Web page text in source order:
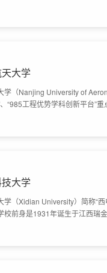
大学
学（Nanjing University of
“985工程优势学科创新平台”
大学
学（Xidian University）简称“
校前身是1931年诞生于江西瑞